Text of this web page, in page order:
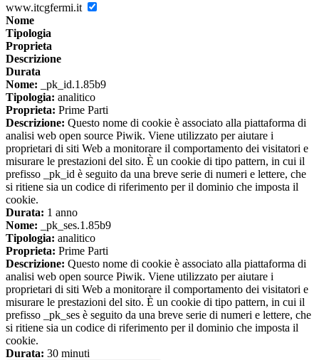
www.itcgfermi.it
Nome
Tipologia
Proprieta
Descrizione
Durata
Nome: _pk_id.1.85b9
Tipologia: analitico
Proprieta: Prime Parti
Descrizione: Questo nome di cookie è associato alla piattaforma di
analisi web open source Piwik. Viene utilizzato per aiutare i
proprietari di siti Web a monitorare il comportamento dei visitatori e
misurare le prestazioni del sito. È un cookie di tipo pattern, in cui il
prefisso _pk_id è seguito da una breve serie di numeri e lettere, che
si ritiene sia un codice di riferimento per il dominio che imposta il
cookie.
Durata: 1 anno
Nome: _pk_ses.1.85b9
Tipologia: analitico
Proprieta: Prime Parti
Descrizione: Questo nome di cookie è associato alla piattaforma di
analisi web open source Piwik. Viene utilizzato per aiutare i
proprietari di siti Web a monitorare il comportamento dei visitatori e
misurare le prestazioni del sito. È un cookie di tipo pattern, in cui il
prefisso _pk_ses è seguito da una breve serie di numeri e lettere, che
si ritiene sia un codice di riferimento per il dominio che imposta il
cookie.
Durata: 30 minuti